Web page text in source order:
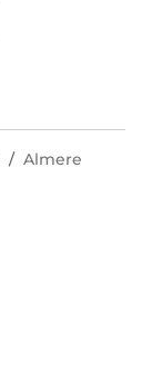
Almere